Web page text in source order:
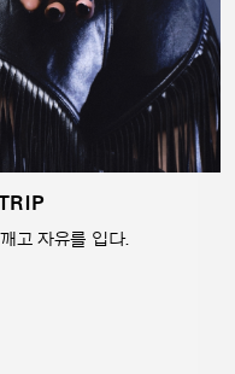
고 자유를 입다.